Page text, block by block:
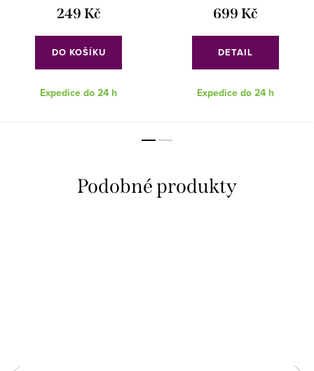
249 Kč
DO KOŠÍKU
Expedice do 24 h
699 Kč
DETAIL
Expedice do 24 h